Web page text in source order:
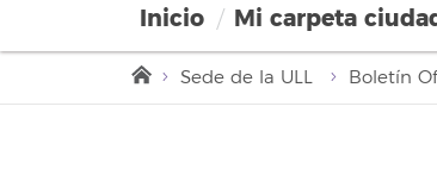
Inicio Mi carpeta
Sede de la ULL Boletín